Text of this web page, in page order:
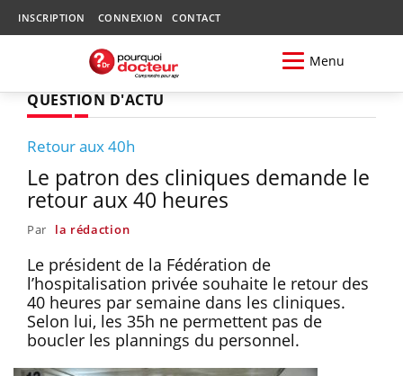
INSCRIPTION CONNEXION CONTACT
Menu
QUESTION D'ACTU
Retour aux 40h
Le patron des cliniques demande le
retour aux 40 heures
Par la rédaction
Le président de la Fédération de
l’hospitalisation privée souhaite le retour des
40 heures par semaine dans les cliniques.
Selon lui, les 35h ne permettent pas de
boucler les plannings du personnel.